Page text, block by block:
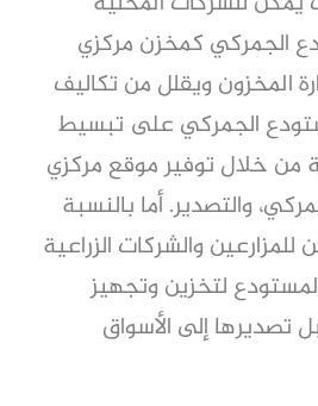
الجمركي كمخزن مركزي
المخزون ويقلل من تكاليف
الجمركي على تبسيط
من خلال توفير موقع مركزي
والتصدير. أما بالنسبة
للمزارعين والشركات الزراعية
لتخزين وتجهيز
تصديرها إلى الأسواق